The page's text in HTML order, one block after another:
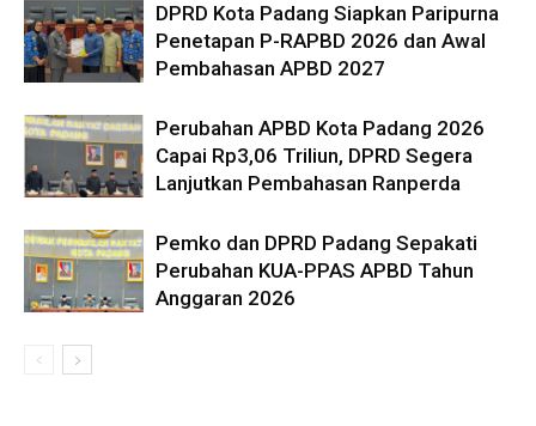
DPRD Kota Padang Siapkan Paripurna
Penetapan P-RAPBD 2026 dan Awal
Pembahasan APBD 2027
Perubahan APBD Kota Padang 2026
Capai Rp3,06 Triliun, DPRD Segera
Lanjutkan Pembahasan Ranperda
Pemko dan DPRD Padang Sepakati
Perubahan KUA-PPAS APBD Tahun
Anggaran 2026